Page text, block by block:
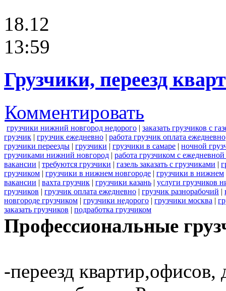
18.12
13:59
Грузчики, переезд
Комментировать
грузчики нижний новгород недорого | заказать грузчиков с
грузчик | грузчик ежедневно | работа грузчик оплата ежедневно
грузчики переезды | грузчики | грузчики в самаре | ночной
грузчиками нижний новгород | работа грузчиком с
вакансии | требуются грузчики | газель заказать с грузчиками |
грузчиком | грузчики в нижнем новгороде | грузчики в нижнем
вакансии | вахта грузчик | грузчики казань | услуги грузчиков
грузчиков | грузчик оплата ежедневно | грузчик разнорабочий |
новгороде грузчиком | грузчики недорого | грузчики москва |
заказать грузчиков | подработка грузчиком
Профессиональные
-переезд